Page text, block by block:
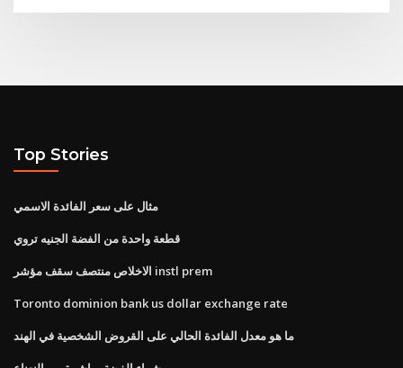
Top Stories
مثال على سعر الفائدة الاسمي
قطعة واحدة من الفضة الجنيه تروي
الاخلاص منتصف سقف مؤشر instl prem
Toronto dominion bank us dollar exchange rate
ما هو معدل الفائدة الحالي على القروض الشخصية في الهند